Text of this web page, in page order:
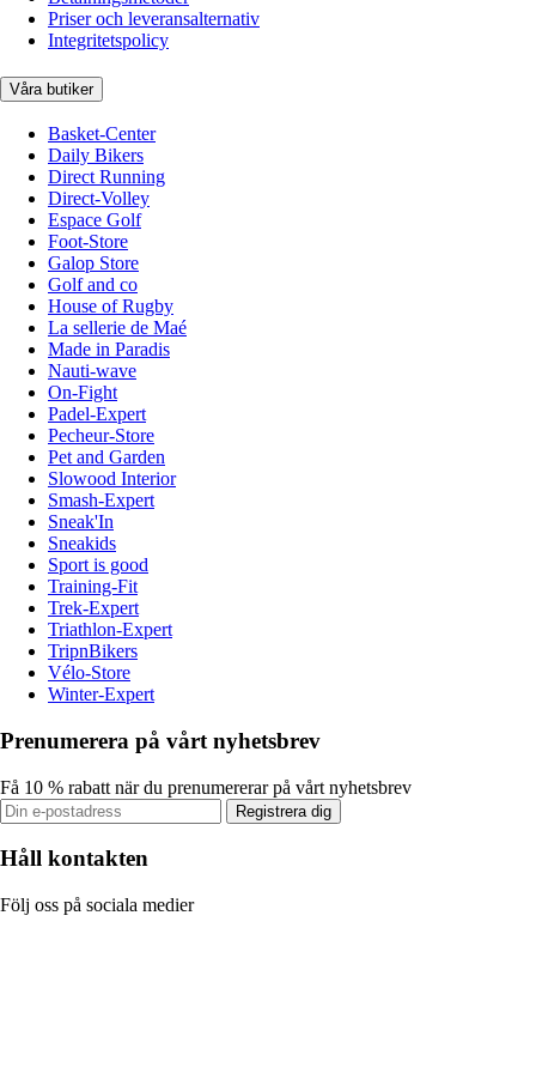
Priser och leveransalternativ
Integritetspolicy
Våra butiker
Basket-Center
Daily Bikers
Direct Running
Direct-Volley
Espace Golf
Foot-Store
Galop Store
Golf and co
House of Rugby
La sellerie de Maé
Made in Paradis
Nauti-wave
On-Fight
Padel-Expert
Pecheur-Store
Pet and Garden
Slowood Interior
Smash-Expert
Sneak'In
Sneakids
Sport is good
Training-Fit
Trek-Expert
Triathlon-Expert
TripnBikers
Vélo-Store
Winter-Expert
Prenumerera på vårt nyhetsbrev
Få 10 % rabatt när du prenumererar på vårt nyhetsbrev
Registrera dig
Håll kontakten
Följ oss på sociala medier